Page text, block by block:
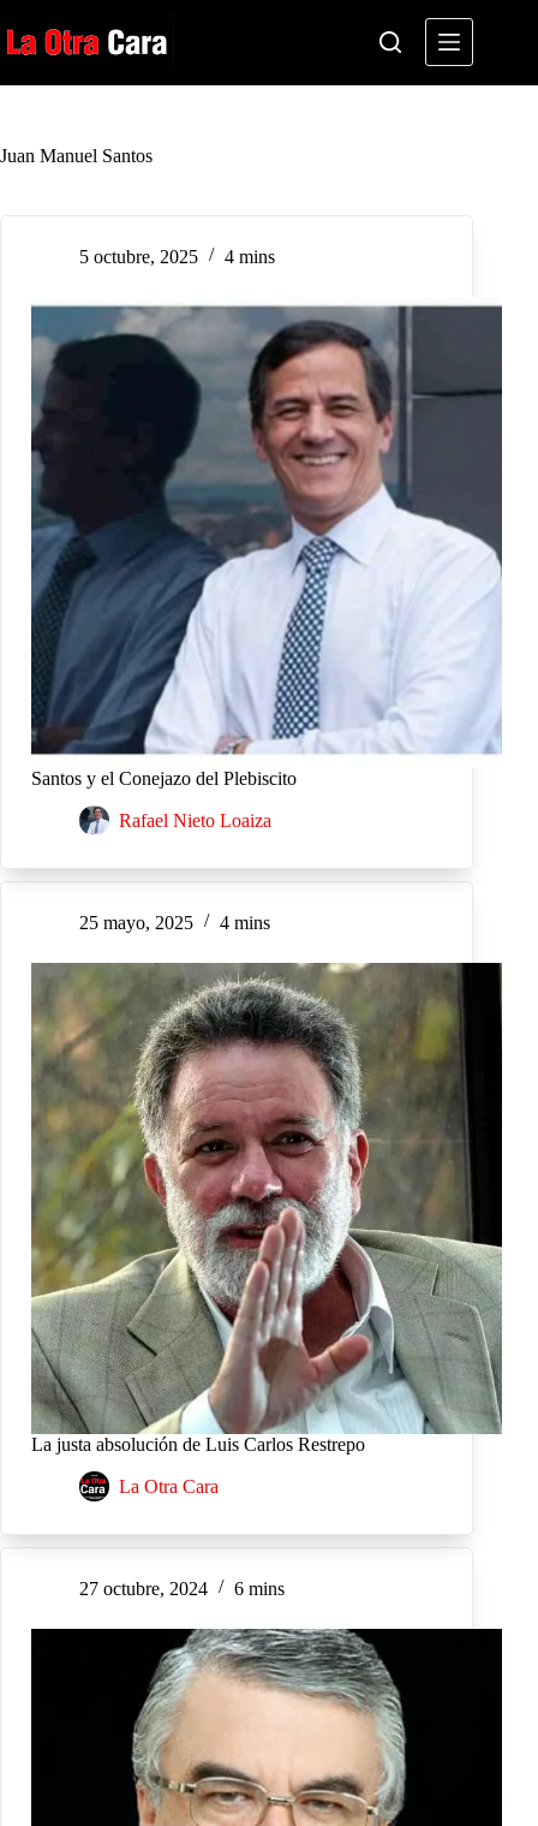
al
contenido
Juan Manuel Santos
5 octubre, 2025 4 mins
Santos y el Conejazo del Plebiscito
Rafael Nieto Loaiza
25 mayo, 2025 4 mins
La justa absolución de Luis Carlos Restrepo
La Otra Cara
27 octubre, 2024 6 mins